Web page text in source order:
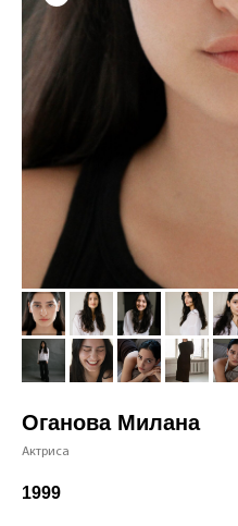
Оганова Милана
Актриса
1999